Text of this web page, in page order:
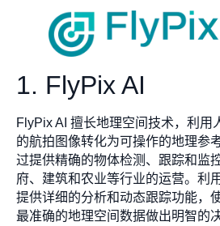
1. FlyPix AI
FlyPix AI 擅长地理空间技术，利用
的航拍图像转化为可操作的地理参
过提供精确的物体检测、跟踪和监
府、建筑和农业等行业的运营。利
提供详细的分析和动态跟踪功能，
最准确的地理空间数据做出明智的决